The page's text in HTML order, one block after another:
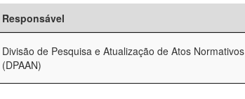
Responsável
Divisão de Pesquisa e Atualização de Atos Normativos
(DPAAN)